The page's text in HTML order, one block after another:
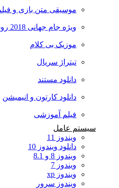
موسیقی متن بازی و فیلم
ویژه جام جهانی 2018 روسیه
موزیک بی کلام
تیتراژ سریال
دانلود مستند
دانلود کارتون و انیمیشن
فیلم آموزشی
سیستم عامل
ویندوز 11
دانلود ویندوز 10
ویندوز 8 و 8.1
ویندوز 7
ویندوز xp
ویندوز سرور